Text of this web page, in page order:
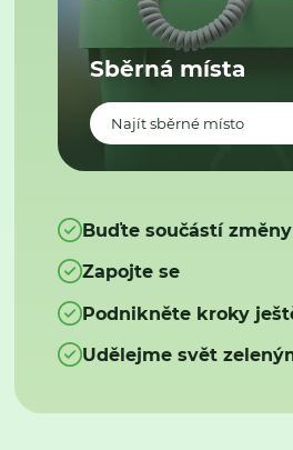
Sběrná místa
Najít sběrné místo
Buďte součástí změny
Zapojte se
Podnikněte kroky
Udělejme svět